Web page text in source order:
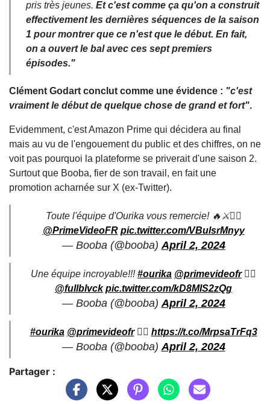
pris très jeunes. Et c'est comme ça qu'on a construit
effectivement les dernières séquences de la saison
1 pour montrer que ce n'est que le début. En fait,
on a ouvert le bal avec ces sept premiers
épisodes."
Clément Godart conclut comme une évidence : "c'est
vraiment le début de quelque chose de grand et fort".
Evidemment, c'est Amazon Prime qui décidera au final
mais au vu de l'engouement du public et des chiffres, on ne
voit pas pourquoi la plateforme se priverait d'une saison 2.
Surtout que Booba, fier de son travail, en fait une
promotion acharnée sur X (ex-Twitter).
Toute l'équipe d'Ourika vous remercie! 🔥⚔️🏴‍☠️
@PrimeVideoFR pic.twitter.com/VBulsrMnyy
— Booba (@booba)April 2, 2024
Une équipe incroyable!!!#ourika @primevideofr🏴‍☠️
@fullblvck pic.twitter.com/kD8MIS2zQg
— Booba (@booba)April 2, 2024
#ourika @primevideofr🏴‍☠️ https://t.co/MrpsaTrFq3
— Booba (@booba)April 2, 2024
Partager :